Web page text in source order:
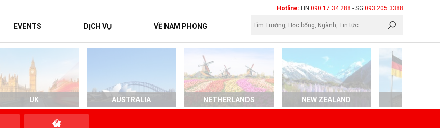
Hotline: HN 090 17 34 288 - SG 093 205 3388
EVENTS DỊCH VỤ VỀ NAM PHONG
UK AUSTRALIA NETHERLANDS NEW ZEALAND